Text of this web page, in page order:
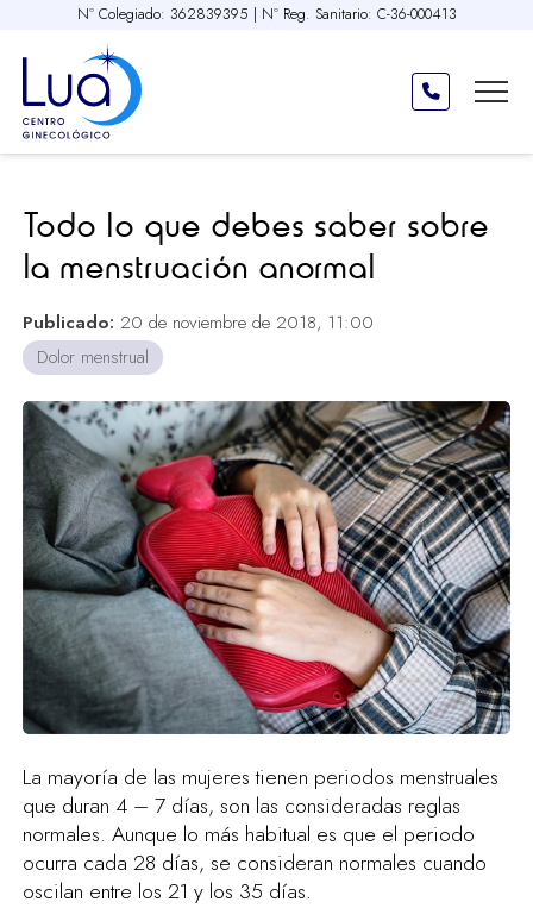
Nº Colegiado: 362839395 | Nº Reg. Sanitario: C-36-000413
Todo lo que debes saber sobre
la menstruación anormal
Publicado: 20 de noviembre de 2018, 11:00
Dolor menstrual
La mayoría de las mujeres tienen periodos menstruales
que duran 4 – 7 días, son las consideradas reglas
normales. Aunque lo más habitual es que el periodo
ocurra cada 28 días, se consideran normales cuando
oscilan entre los 21 y los 35 días.